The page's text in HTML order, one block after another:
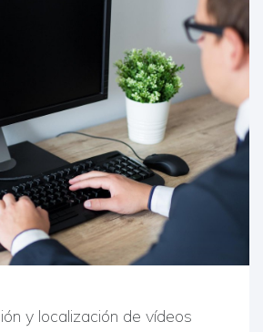
y localización de vídeos